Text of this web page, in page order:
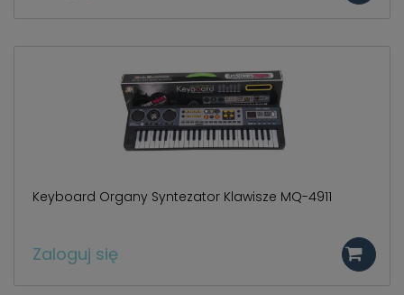
Keyboard Organy Syntezator Klawisze MQ-4911
Zaloguj się